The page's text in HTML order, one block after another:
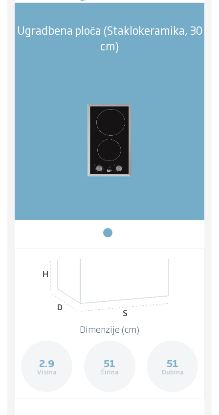
Ugradbena ploča (Staklokeramika, 30
cm)
H
D
S
Dimenzije (cm)
2.9
Visina
51
Širina
51
Dubina